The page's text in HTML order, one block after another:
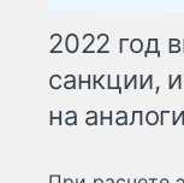
2022 год
санкции,
на